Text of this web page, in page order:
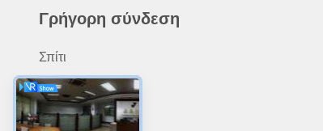
Γρήγορη σύνδεση
Σπίτι
Προϊόντα
Σχετικά Με Εμάς